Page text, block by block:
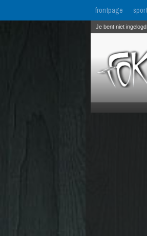
frontpage sport
Je bent niet ingelogd.